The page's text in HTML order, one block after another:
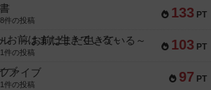
133 PT
8件の投稿
103 PT
～お前はまだ生きている～
1件の投稿
97 PT
ァイブ
1件の投稿